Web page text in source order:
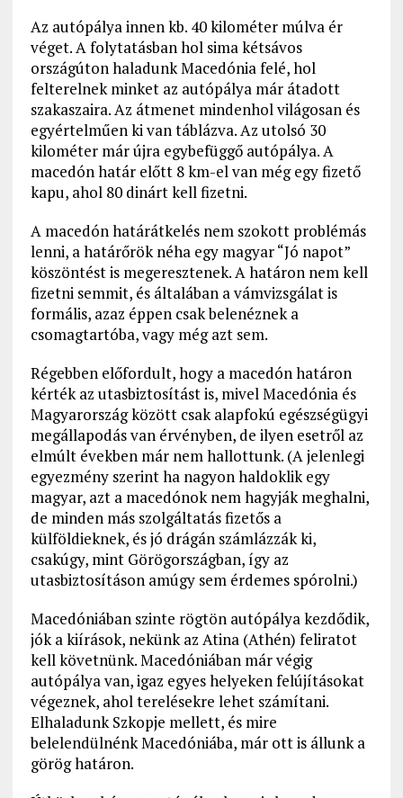
Az autópálya innen kb. 40 kilométer múlva ér
véget. A folytatásban hol sima kétsávos
országúton haladunk Macedónia felé, hol
felterelnek minket az autópálya már átadott
szakaszaira. Az átmenet mindenhol világosan és
egyértelműen ki van táblázva. Az utolsó 30
kilométer már újra egybefüggő autópálya. A
macedón határ előtt 8 km-el van még egy fizető
kapu, ahol 80 dinárt kell fizetni.
A macedón határátkelés nem szokott problémás
lenni, a határőrök néha egy magyar “Jó napot”
köszöntést is megeresztenek. A határon nem kell
fizetni semmit, és általában a vámvizsgálat is
formális, azaz éppen csak belenéznek a
csomagtartóba, vagy még azt sem.
Régebben előfordult, hogy a macedón határon
kérték az utasbiztosítást is, mivel Macedónia és
Magyarország között csak alapfokú egészségügyi
megállapodás van érvényben, de ilyen esetről az
elmúlt években már nem hallottunk. (A jelenlegi
egyezmény szerint ha nagyon haldoklik egy
magyar, azt a macedónok nem hagyják meghalni,
de minden más szolgáltatás fizetős a
külföldieknek, és jó drágán számlázzák ki,
csakúgy, mint Görögországban, így az
utasbiztosításon amúgy sem érdemes spórolni.)
Macedóniában szinte rögtön autópálya kezdődik,
jók a kiírások, nekünk az Atina (Athén) feliratot
kell követnünk. Macedóniában már végig
autópálya van, igaz egyes helyeken felújításokat
végeznek, ahol terelésekre lehet számítani.
Elhaladunk Szkopje mellett, és mire
belelendülnénk Macedóniába, már ott is állunk a
görög határon.